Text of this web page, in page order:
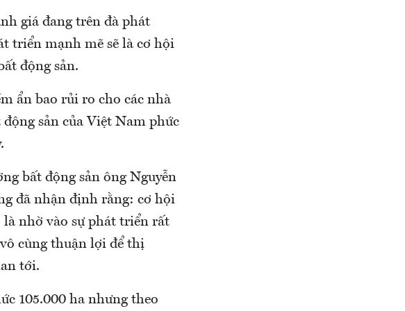
giá đang trên đà phát
triển mạnh mẽ sẽ là cơ hội
động sản.
ẩn bao rủi ro cho các nhà
sản của Việt Nam phức
bất động sản ông Nguyễn
đã nhận định rằng: cơ hội
nhờ vào sự phát triển rất
cùng thuận lợi để thị
tới.
105.000 ha nhưng theo